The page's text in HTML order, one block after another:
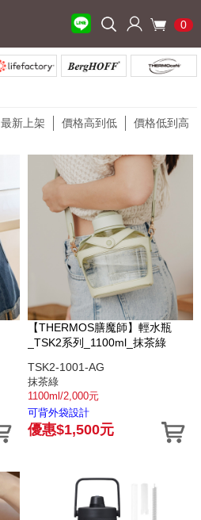
0
最新上架 價格高到低 價格低到高
【THERMOS膳魔師】輕水瓶
_TSK2系列_1100ml_抹茶綠
TSK2-1001-AG
抹茶綠
1100ml/2,000元
可背外袋設計
優惠$1,500元